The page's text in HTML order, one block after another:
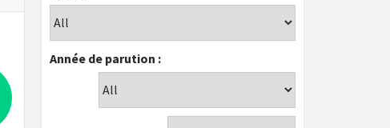
Année de parution :